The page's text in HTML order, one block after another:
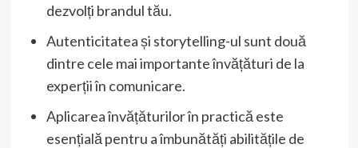
dezvolți brandul tău.
Autenticitatea și storytelling-ul sunt două
dintre cele mai importante învățături de la
experții în comunicare.
Aplicarea învățăturilor în practică este
esențială pentru a îmbunătăți abilitățile de